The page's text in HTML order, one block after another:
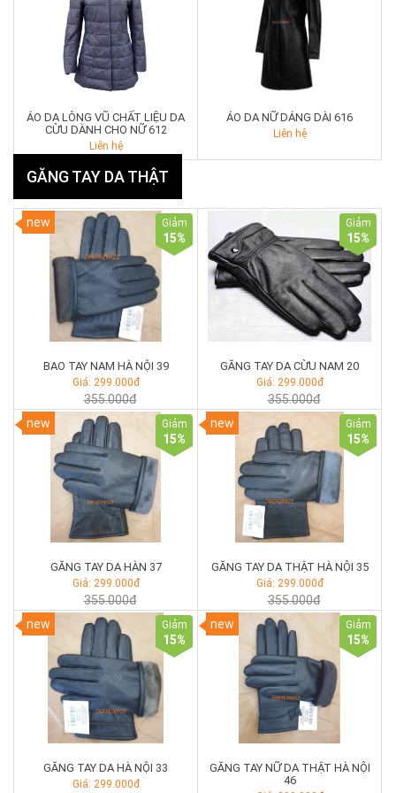
ÁO DA LÔNG VŨ CHẤT LIỆU DA
CỪU DÀNH CHO NỮ 612
Liên hệ
ÁO DA NỮ DÁNG DÀI 616
Liên hệ
GĂNG TAY DA THẬT
new Giảm
15%
BAO TAY NAM HÀ NỘI 39
Giá: 299.000đ
355.000đ
Giảm
15%
GĂNG TAY DA CỪU NAM 20
Giá: 299.000đ
355.000đ
new
Giảm
15%
GĂNG TAY DA HÀN 37
Giá: 299.000đ
355.000đ
new Giảm
15%
GĂNG TAY DA THẬT HÀ NỘI 35
Giá: 299.000đ
355.000đ
new
Giảm
15%
GĂNG TAY DA HÀ NỘI 33
Giá: 299.000đ
new Giảm
15%
GĂNG TAY NỮ DA THẬT HÀ NỘI
46